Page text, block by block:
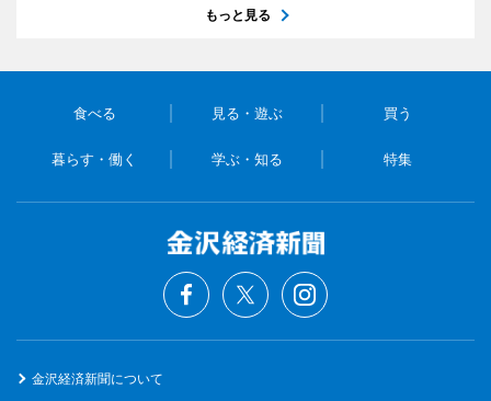
もっと見る
食べる 見る・遊ぶ 買う
暮らす・働く 学ぶ・知る 特集
金沢経済新聞について